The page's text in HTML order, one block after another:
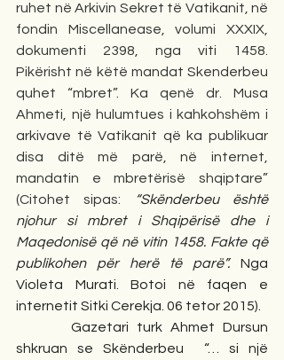
ruhet në Arkivin Sekret të Vatikanit, në
fondin Miscellanease, volumi XXXIX,
dokumenti 2398, nga viti 1458.
Pikërisht në këtë mandat Skenderbeu
quhet “mbret”. Ka qenë dr. Musa
Ahmeti, një hulumtues i kahkohshëm i
arkivave të Vatikanit që ka publikuar
disa ditë më parë, në internet,
mandatin e mbretërisë shqiptare”
(Citohet sipas: “Skënderbeu është
njohur si mbret i Shqipërisë dhe i
Maqedonisë që në vitin 1458. Fakte që
publikohen për herë të parë”. Nga
Violeta Murati. Botoi në faqen e
internetit Sitki Cerekja. 06 tetor 2015).
       Gazetari turk Ahmet Dursun
shkruan se Skënderbeu  “… si një